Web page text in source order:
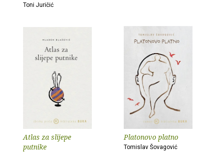
Toni Juričić
Atlas za slijepe
putnike
Platonovo platno
Tomislav Šovagović